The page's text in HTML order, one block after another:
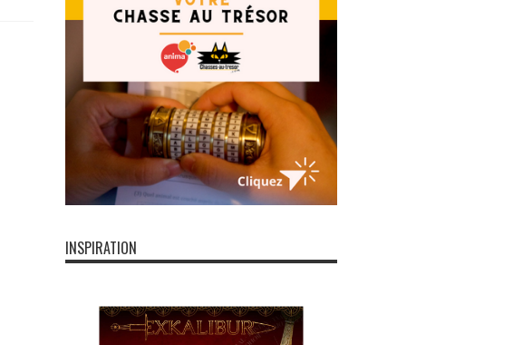
INSPIRATION